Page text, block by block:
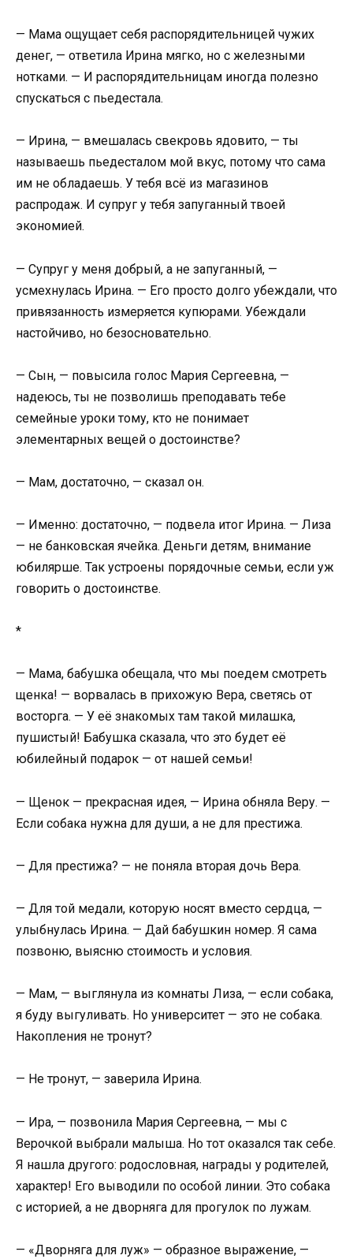
— Мама ощущает себя распорядительницей чужих
денег, — ответила Ирина мягко, но с железными
нотками. — И распорядительницам иногда полезно
спускаться с пьедестала.
— Ирина, — вмешалась свекровь ядовито, — ты
называешь пьедесталом мой вкус, потому что сама
им не обладаешь. У тебя всё из магазинов
распродаж. И супруг у тебя запуганный твоей
экономией.
— Супруг у меня добрый, а не запуганный, —
усмехнулась Ирина. — Его просто долго убеждали, что
привязанность измеряется купюрами. Убеждали
настойчиво, но безосновательно.
— Сын, — повысила голос Мария Сергеевна, —
надеюсь, ты не позволишь преподавать тебе
семейные уроки тому, кто не понимает
элементарных вещей о достоинстве?
— Мам, достаточно, — сказал он.
— Именно: достаточно, — подвела итог Ирина. — Лиза
— не банковская ячейка. Деньги детям, внимание
юбилярше. Так устроены порядочные семьи, если уж
говорить о достоинстве.
*
— Мама, бабушка обещала, что мы поедем смотреть
щенка! — ворвалась в прихожую Вера, светясь от
восторга. — У её знакомых там такой милашка,
пушистый! Бабушка сказала, что это будет её
юбилейный подарок — от нашей семьи!
— Щенок — прекрасная идея, — Ирина обняла Веру. —
Если собака нужна для души, а не для престижа.
— Для престижа? — не поняла вторая дочь Вера.
— Для той медали, которую носят вместо сердца, —
улыбнулась Ирина. — Дай бабушкин номер. Я сама
позвоню, выясню стоимость и условия.
— Мам, — выглянула из комнаты Лиза, — если собака,
я буду выгуливать. Но университет — это не собака.
Накопления не тронут?
— Не тронут, — заверила Ирина.
— Ира, — позвонила Мария Сергеевна, — мы с
Верочкой выбрали малыша. Но тот оказался так себе.
Я нашла другого: родословная, награды у родителей,
характер! Его выводили по особой линии. Это собака
с историей, а не дворняга для прогулок по лужам.
— «Дворняга для луж» — образное выражение, —